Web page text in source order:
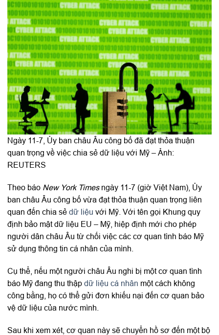
Ngày 11-7, Ủy ban châu Âu công bố đã đạt thỏa thuận
quan trọng về việc chia sẻ dữ liệu với Mỹ – Ảnh:
REUTERS
Theo báo New York Timesngày 11-7 (giờ Việt Nam), Ủy
ban châu Âu công bố vừa đạt thỏa thuận quan trọng liên
quan đến chia sẻ dữ liệu với Mỹ. Với tên gọi Khung quy
định bảo mật dữ liệu EU – Mỹ, hiệp định mới cho phép
người dân châu Âu từ chối việc các cơ quan tình báo Mỹ
sử dụng thông tin cá nhân của mình.
Cụ thể, nếu một người châu Âu nghi bị một cơ quan tình
báo Mỹ đang thu thập dữ liệu cá nhân một cách không
công bằng, họ có thể gửi đơn khiếu nại đến cơ quan bảo
vệ dữ liệu của nước mình.
Sau khi xem xét, cơ quan này sẽ chuyển hồ sơ đến một bộ